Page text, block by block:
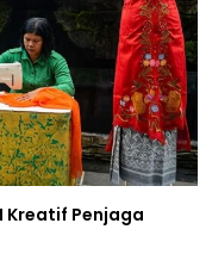
Kreatif Penjaga